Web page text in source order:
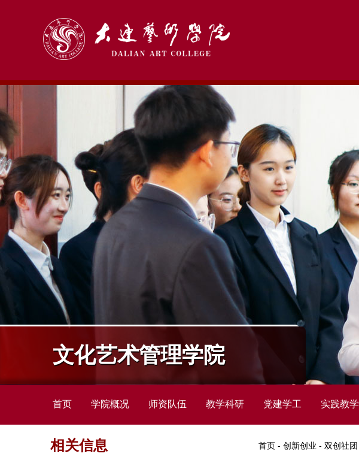
文化艺术管理学院
首页 学院概况 师资队伍 教学科研 党建学工 实践教学
首页 - 创新创业 - 双创社团
相关信息